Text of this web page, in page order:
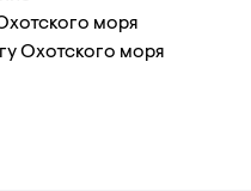
моря
Охотского моря